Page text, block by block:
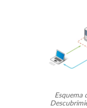
Esquema